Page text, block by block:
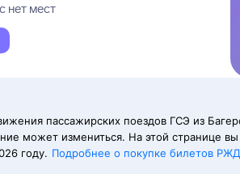
нет мест
пассажирских поездов ГСЭ из
может измениться. На этой странице вы
году. Подробнее о покупке билетов РЖД